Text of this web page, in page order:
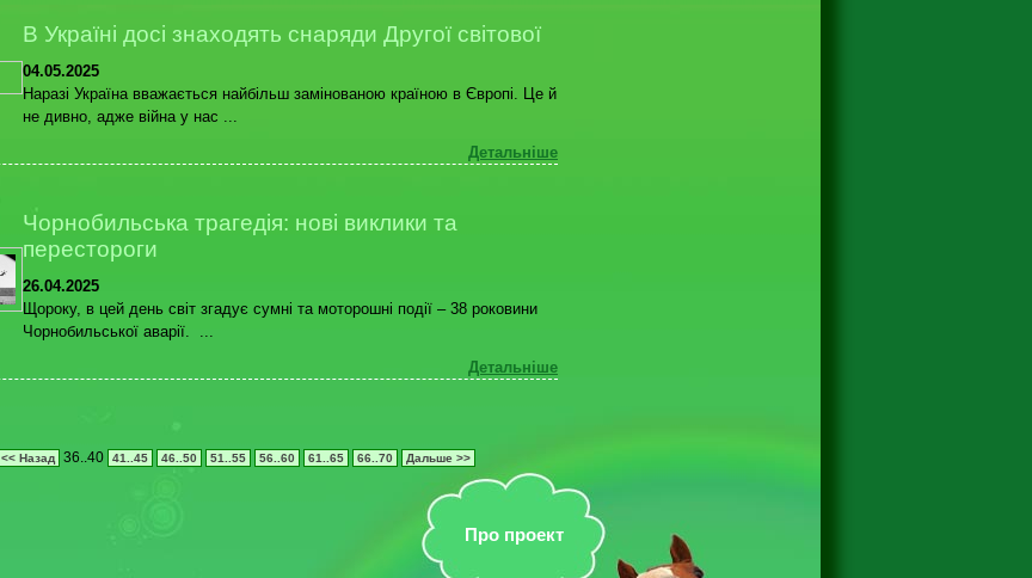
В Україні досі знаходять снаряди Другої світової
04.05.2025
Наразі Україна вважається найбільш замінованою країною в Європі. Це й
не дивно, адже війна у нас ...
Детальніше
Чорнобильська трагедія: нові виклики та
перестороги
26.04.2025
Щороку, в цей день світ згадує сумні та моторошні події – 38 роковини
Чорнобильської аварії. ...
Детальніше
<< Назад 36..40 41..45 46..50 51..55 56..60 61..65 66..70 Дальше >>
Про проект